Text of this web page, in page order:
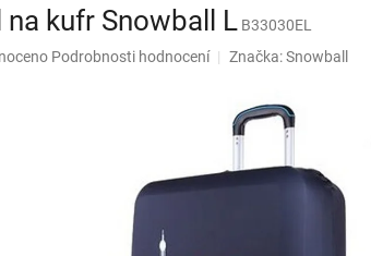
na kufr Snowball L B33030EL
Podrobnosti hodnocení Značka:Snowball